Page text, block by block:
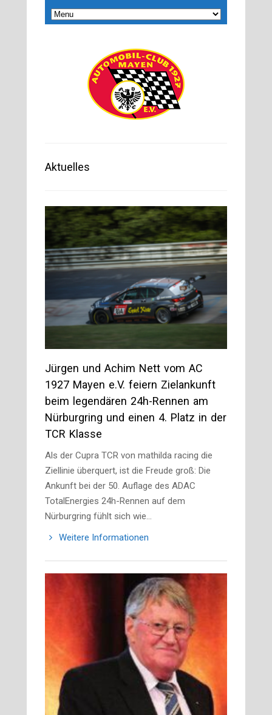
Aktuelles
Jürgen und Achim Nett vom AC
1927 Mayen e.V. feiern Zielankunft
beim legendären 24h-Rennen am
Nürburgring und einen 4. Platz in der
TCR Klasse
Als der Cupra TCR von mathilda racing die
Ziellinie überquert, ist die Freude groß: Die
Ankunft bei der 50. Auflage des ADAC
TotalEnergies 24h-Rennen auf dem
Nürburgring fühlt sich wie…
Weitere Informationen